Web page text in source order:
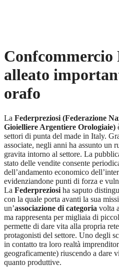
Confcommercio
alleato
orafo
La Federpreziosi (Federazione
Gioielliere Argentiere Orologiaie)
settori di punta del made in Italy.
associate, negli anni ha assunto un
gravita intorno al settore. La
stato delle vendite consente
dell’andamento economico
evidenziandone punti di forza e
La Federpreziosi ha saputo
con la quale porta avanti la sua
un’associazione di categoria volta
ma rappresenta per migliaia di
permette di dare vita alla propria
protagonisti del settore. Uno degli
in contatto tra loro realtà
geograficamente) riuscendo a dare
quanto produttive.